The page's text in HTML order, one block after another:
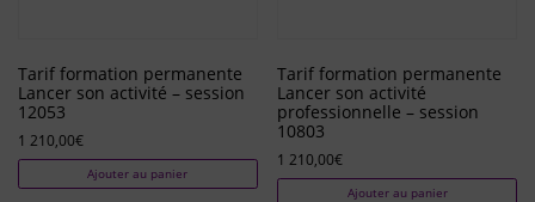
Tarif formation permanente
Lancer son activité – session
12053
1 210,00€
Ajouter au panier
Tarif formation permanente
Lancer son activité
professionnelle – session
10803
1 210,00€
Ajouter au panier